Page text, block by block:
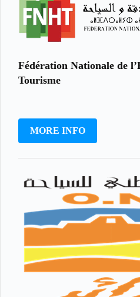
Fédération Nationale de
Tourisme
MORE INFO